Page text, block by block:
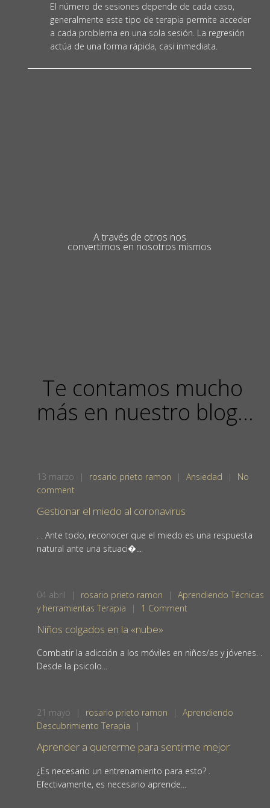
El número de sesiones depende de cada caso,
generalmente este tipo de terapia permite acceder
a cada problema en una sola sesión. La regresión
actúa de una forma rápida, casi inmediata.
A través de otros nos
convertimos en nosotros mismos
Te contamos mucho
más en nuestro blog…
13 marzo | rosario prieto ramon | Ansiedad |
No
comment
Gestionar el miedo al coronavirus
. . Ante todo, reconocer que el miedo es una respuesta
natural ante una situaci�...
04 abril | rosario prieto ramon | AprendiendoTécnicas
y herramientasTerapia | 1 Comment
Niños colgados en la «nube»
Combatir la adicción a los móviles en niños/as y jóvenes. .
Desde la psicolo...
21 mayo | rosario prieto ramon |
Aprendiendo
DescubrimientoTerapia |
Aprender a quererme para sentirme mejor
¿Es necesario un entrenamiento para esto? .
Efectivamente, es necesario aprende...